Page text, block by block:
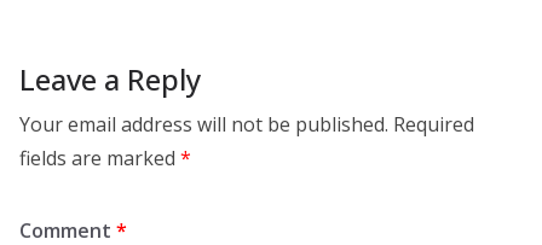
Leave a Reply
Your email address will not be published. Required
fields are marked *
Comment *